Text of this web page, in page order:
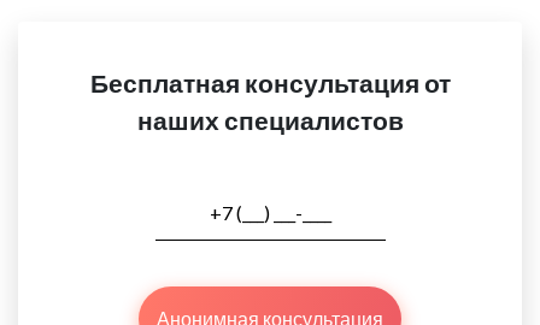
Бесплатная консультация от
наших специалистов
Анонимная консультация